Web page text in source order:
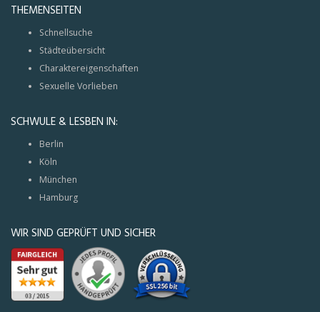
THEMENSEITEN
Schnellsuche
Städteübersicht
Charaktereigenschaften
Sexuelle Vorlieben
SCHWULE & LESBEN IN:
Berlin
Köln
München
Hamburg
WIR SIND GEPRÜFT UND SICHER